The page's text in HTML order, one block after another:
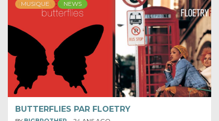
MUSIQUE NEWS
BUTTERFLIES PAR FLOETRY